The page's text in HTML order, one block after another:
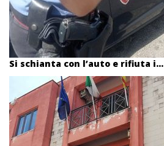
Si schianta con l’auto e rifiuta i...